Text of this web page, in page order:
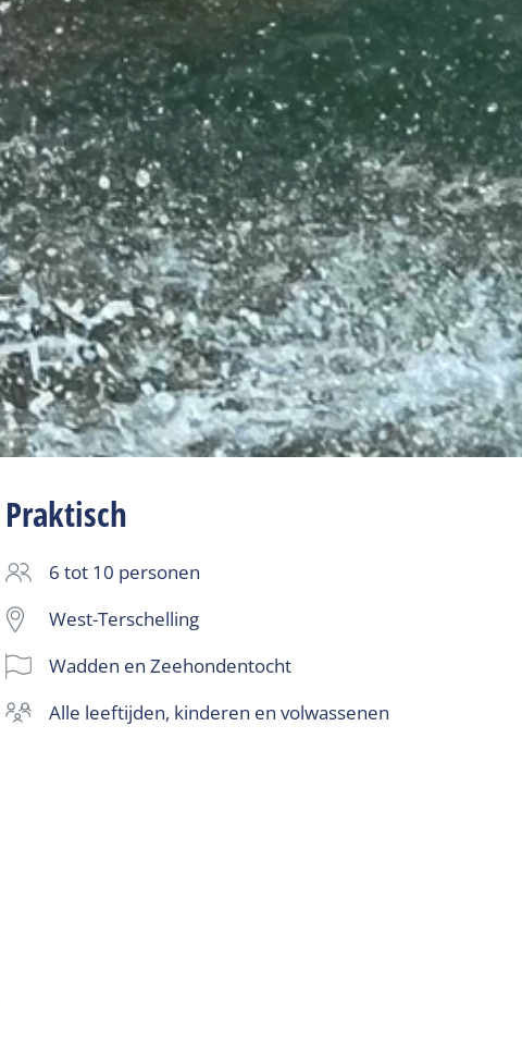
Praktisch
6 tot 10 personen
West-Terschelling
Wadden en Zeehondentocht
alle leeftijden, kinderen en volwassenen